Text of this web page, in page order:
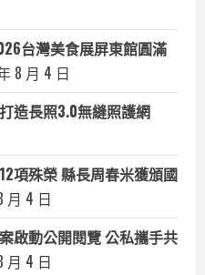
台灣美食展屏東館圓滿
8 月 4 日
造長照3.0無縫照護網
項殊榮 縣長周春米獲頒國
月 4 日
啟動公開閱覽 公私攜手共
月 4 日